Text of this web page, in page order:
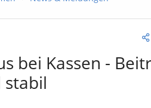
bei Kassen -